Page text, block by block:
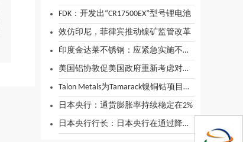
FDK：开发出“CR17500EX”型号锂电池
效仿印尼，菲律宾推动镍矿监管改革
印度金达莱不锈钢：应紧急实施不锈钢进口关税措施
美国铝协敦促美国政府重新考虑对进口铝加倍征税的决定
Talon Metals为Tamarack镍铜钴项目开发融资
日本央行：通货膨胀率持续稳定在2%
日本央行行长：日本央行在通过降息支持经济方面空间有限